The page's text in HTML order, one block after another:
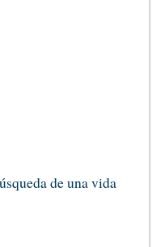
de una vida